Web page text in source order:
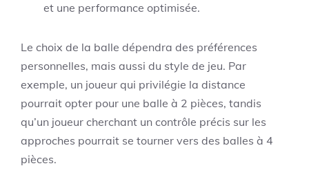
et une performance optimisée.
Le choix de la balle dépendra des préférences
personnelles, mais aussi du style de jeu. Par
exemple, un joueur qui privilégie la distance
pourrait opter pour une balle à 2 pièces, tandis
qu’un joueur cherchant un contrôle précis sur les
approches pourrait se tourner vers des balles à 4
pièces.